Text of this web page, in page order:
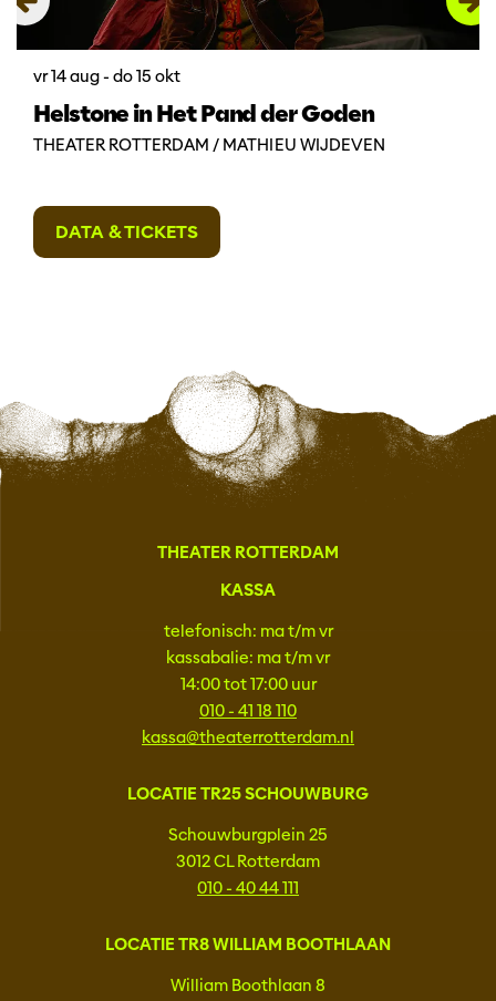
Helstone in Het Pand der Goden
THEATER ROTTERDAM / MATHIEU WIJDEVEN
vr 14 aug- do 15 okt
DATA & TICKETS
THEATER ROTTERDAM
KASSA
telefonisch: ma t/m vr
kassabalie: ma t/m vr
14:00 tot 17:00 uur
010 - 41 18 110
kassa@theaterrotterdam.nl
LOCATIE TR25 SCHOUWBURG
Schouwburgplein 25
3012 CL Rotterdam
010 - 40 44 111
LOCATIE TR8 WILLIAM BOOTHLAAN
William Boothlaan 8